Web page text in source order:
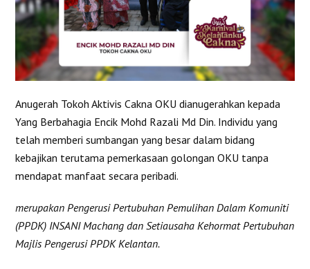
Anugerah Tokoh Aktivis Cakna OKU dianugerahkan kepada
Yang Berbahagia Encik Mohd Razali Md Din. Individu yang
telah memberi sumbangan yang besar dalam bidang
kebajikan terutama pemerkasaan golongan OKU tanpa
mendapat manfaat secara peribadi.
merupakan Pengerusi Pertubuhan Pemulihan Dalam Komuniti
(PPDK) INSANI Machang dan Setiausaha Kehormat Pertubuhan
Majlis Pengerusi PPDK Kelantan.